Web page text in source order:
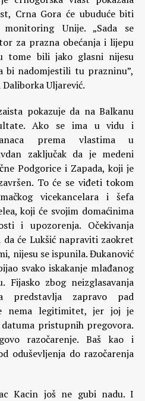
Crna Gora će ubuduće biti
Unije. „Sada se
za prazna obećanja i lijepu
bili jako glasni nijesu
bi nadomjestili tu prazninu”,
Uljarević.
pokazuje da na Balkanu
Ako se ima u vidu i
prema vlastima u
zaključak da je medeni
Podgorice i Zapada, koji je
To će se viđeti tokom
vicekancelara i šefa
koji će svojim domaćinima
i upozorenja. Očekivanja
će Lukšić napraviti zaokret
nijesu se ispunila. Đukanović
svako iskakanje mlađanog
Fijasko zbog neizglasavanja
predstavlja zapravo pad
nema legitimitet, jer joj je
pristupnih pregovora.
razočarenje. Baš kao i
oduševljenja do razočarenja
Kacin još ne gubi nadu. I